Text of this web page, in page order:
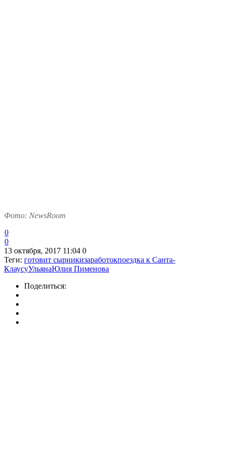
Фото: NewsRoom
0
0
13 октября, 2017 11:04 0
Теги: готовит сырникизаработокпоездка к Санта-
КлаусуУльянаЮлия Пименова
Поделиться: